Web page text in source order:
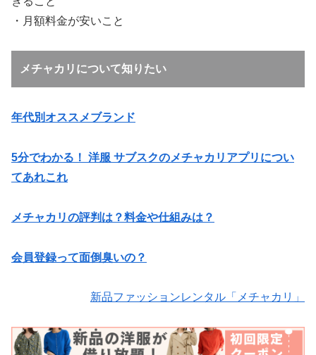
・月額料金が安いこと
メチャカリについて知りたい
年代別オススメブランド
5分でわかる！ 洋服 サブスクのメチャカリアプリについ
てあれこれ
メチャカリの評判は？料金や仕組みは？
会員登録って面倒臭いの？
新品ファッションレンタル「メチャカリ」